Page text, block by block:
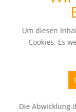
Um diesen
Cookies. Es
Die Abwicklung